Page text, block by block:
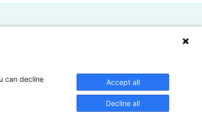
en onderzoekers
can decline
Accept all
Decline all